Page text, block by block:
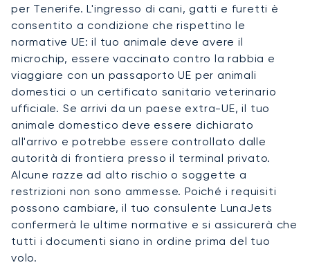
per Tenerife. L'ingresso di cani, gatti e furetti è
consentito a condizione che rispettino le
normative UE: il tuo animale deve avere il
microchip, essere vaccinato contro la rabbia e
viaggiare con un passaporto UE per animali
domestici o un certificato sanitario veterinario
ufficiale. Se arrivi da un paese extra-UE, il tuo
animale domestico deve essere dichiarato
all'arrivo e potrebbe essere controllato dalle
autorità di frontiera presso il terminal privato.
Alcune razze ad alto rischio o soggette a
restrizioni non sono ammesse. Poiché i requisiti
possono cambiare, il tuo consulente LunaJets
confermerà le ultime normative e si assicurerà che
tutti i documenti siano in ordine prima del tuo
volo.